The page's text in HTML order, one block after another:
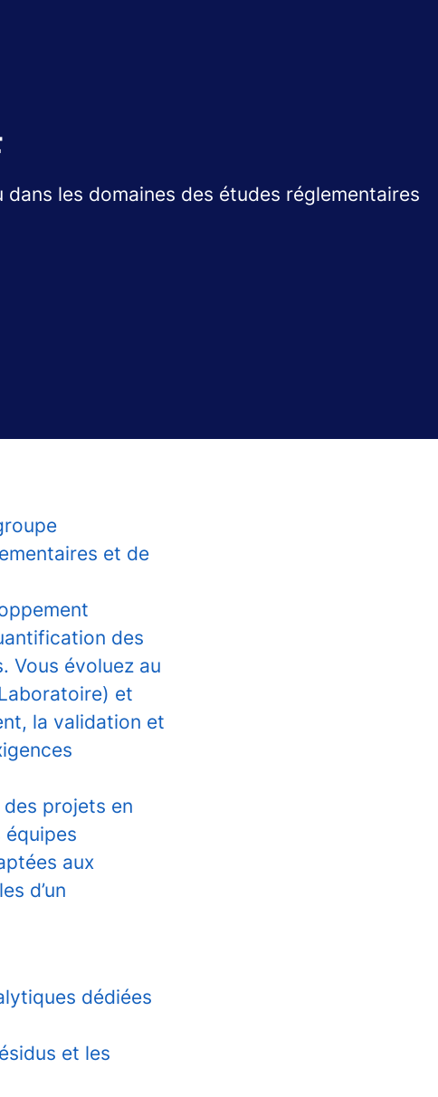
les domaines des études réglementaires
et de
des
Vous évoluez au
et
la validation et
projets en
aux
d’un
dédiées
et les